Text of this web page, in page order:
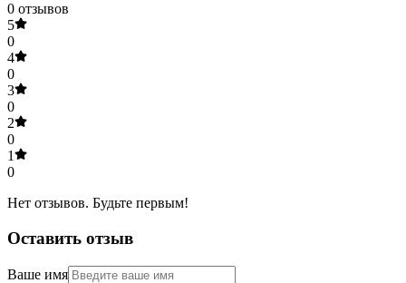
0 отзывов
5
0
4
0
3
0
2
0
1
0
Нет отзывов. Будьте первым!
Оставить отзыв
Ваше имя